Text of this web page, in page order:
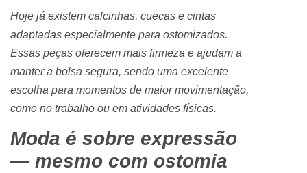
Hoje já existem calcinhas, cuecas e cintas
adaptadas especialmente para ostomizados.
Essas peças oferecem mais firmeza e ajudam a
manter a bolsa segura, sendo uma excelente
escolha para momentos de maior movimentação,
como no trabalho ou em atividades físicas.
Moda é sobre expressão
— mesmo com ostomia